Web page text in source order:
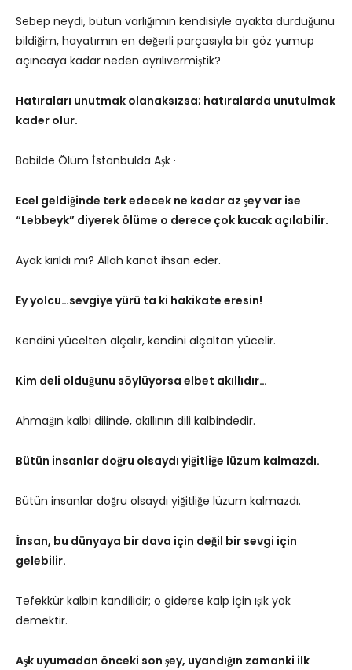
Sebep neydi, bütün varlığımın kendisiyle ayakta durduğunu
bildiğim, hayatımın en değerli parçasıyla bir göz yumup
açıncaya kadar neden ayrılıvermiştik?
Hatıraları unutmak olanaksızsa; hatıralarda unutulmak
kader olur.
Babilde Ölüm İstanbulda Aşk ·
Ecel geldiğinde terk edecek ne kadar az şey var ise
“Lebbeyk” diyerek ölüme o derece çok kucak açılabilir.
Ayak kırıldı mı? Allah kanat ihsan eder.
Ey yolcu…sevgiye yürü ta ki hakikate eresin!
Kendini yücelten alçalır, kendini alçaltan yücelir.
Kim deli olduğunu söylüyorsa elbet akıllıdır…
Ahmağın kalbi dilinde, akıllının dili kalbindedir.
Bütün insanlar doğru olsaydı yiğitliğe lüzum kalmazdı.
Bütün insanlar doğru olsaydı yiğitliğe lüzum kalmazdı.
İnsan, bu dünyaya bir dava için değil bir sevgi için
gelebilir.
Tefekkür kalbin kandilidir; o giderse kalp için ışık yok
demektir.
Aşk uyumadan önceki son şey, uyandığın zamanki ilk